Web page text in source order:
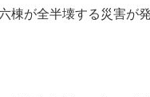
棟が全半壊する災害が発